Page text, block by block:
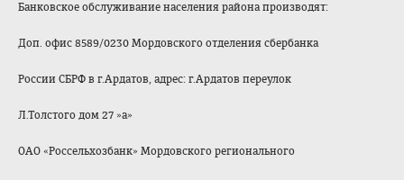
Банковское обслуживание населения района производят:
Доп. офис 8589/0230 Мордовского отделения сбербанка
России СБРФ в г.Ардатов, адрес: г.Ардатов переулок
Л.Толстого дом 27 »а»
ОАО «Россельхозбанк» Мордовского регионального